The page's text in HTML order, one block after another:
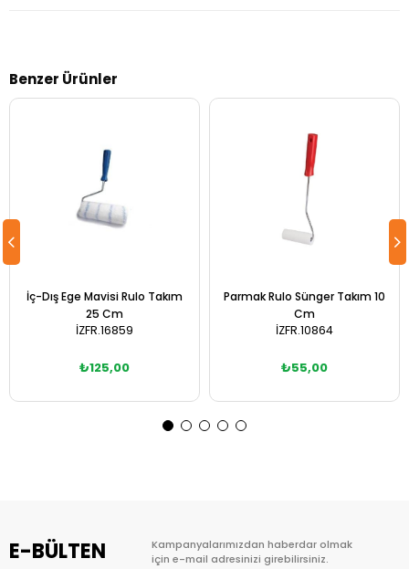
Benzer Ürünler
İç-Dış Ege Mavisi Rulo Takım
25 Cm
İZFR.16859
₺125,00
Parmak Rulo Sünger Takım 10
Cm
İZFR.10864
₺55,00
E-BÜLTEN
Kampanyalarımızdan haberdar olmak
için e-mail adresinizi girebilirsiniz.